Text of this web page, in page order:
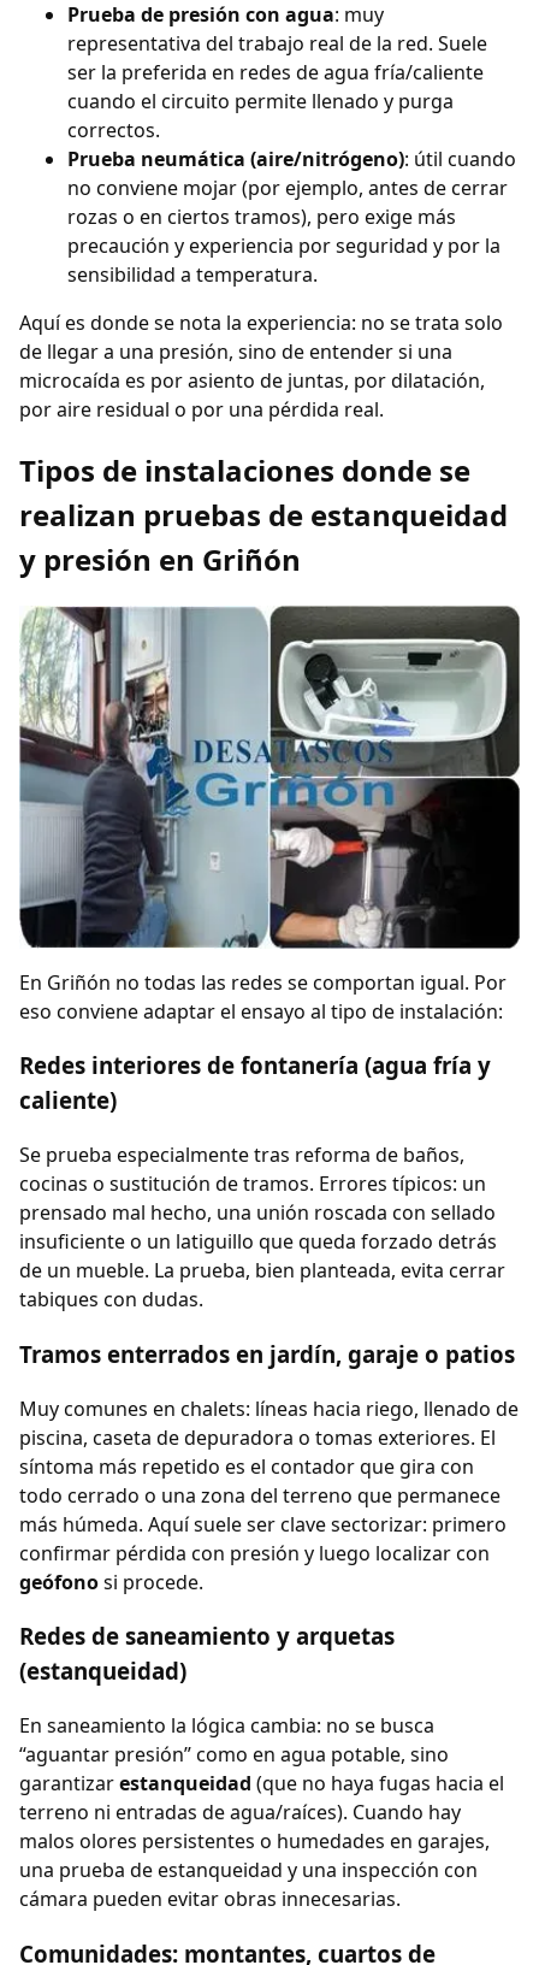
Prueba de presión con agua: muy
representativa del trabajo real de la red. Suele
ser la preferida en redes de agua fría/caliente
cuando el circuito permite llenado y purga
correctos.
Prueba neumática (aire/nitrógeno): útil cuando
no conviene mojar (por ejemplo, antes de cerrar
rozas o en ciertos tramos), pero exige más
precaución y experiencia por seguridad y por la
sensibilidad a temperatura.
Aquí es donde se nota la experiencia: no se trata solo
de llegar a una presión, sino de entender si una
microcaída es por asiento de juntas, por dilatación,
por aire residual o por una pérdida real.
Tipos de instalaciones donde se
realizan pruebas de estanqueidad
y presión en Griñón
En Griñón no todas las redes se comportan igual. Por
eso conviene adaptar el ensayo al tipo de instalación:
Redes interiores de fontanería (agua fría y
caliente)
Se prueba especialmente tras reforma de baños,
cocinas o sustitución de tramos. Errores típicos: un
prensado mal hecho, una unión roscada con sellado
insuficiente o un latiguillo que queda forzado detrás
de un mueble. La prueba, bien planteada, evita cerrar
tabiques con dudas.
Tramos enterrados en jardín, garaje o patios
Muy comunes en chalets: líneas hacia riego, llenado de
piscina, caseta de depuradora o tomas exteriores. El
síntoma más repetido es el contador que gira con
todo cerrado o una zona del terreno que permanece
más húmeda. Aquí suele ser clave sectorizar: primero
confirmar pérdida con presión y luego localizar con
geófonosi procede.
Redes de saneamiento y arquetas
(estanqueidad)
En saneamiento la lógica cambia: no se busca
“aguantar presión” como en agua potable, sino
garantizarestanqueidad (que no haya fugas hacia el
terreno ni entradas de agua/raíces). Cuando hay
malos olores persistentes o humedades en garajes,
una prueba de estanqueidad y una inspección con
cámara pueden evitar obras innecesarias.
Comunidades: montantes, cuartos de